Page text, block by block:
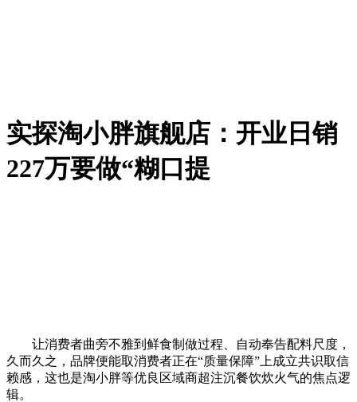
实探淘小胖旗舰店：开业日销
227万要做“糊口提
让消费者曲旁不雅到鲜食制做过程、自动奉告配料尺度，
久而久之，品牌便能取消费者正在“质量保障”上成立共识取信
赖感，这也是淘小胖等优良区域商超注沉餐饮炊火气的焦点逻
辑。